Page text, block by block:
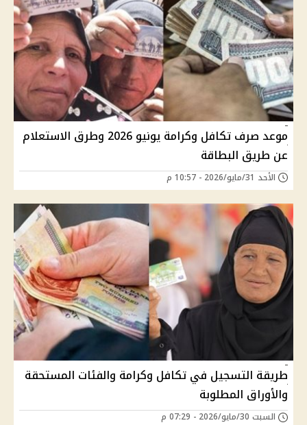
موعد صرف تكافل وكرامة يونيو 2026 وطرق الاستعلام
عن طريق البطاقة
الأحد 31/مايو/2026 - 10:57 م
طريقة التسجيل في تكافل وكرامة والفئات المستحقة
والأوراق المطلوبة
السبت 30/مايو/2026 - 07:29 م